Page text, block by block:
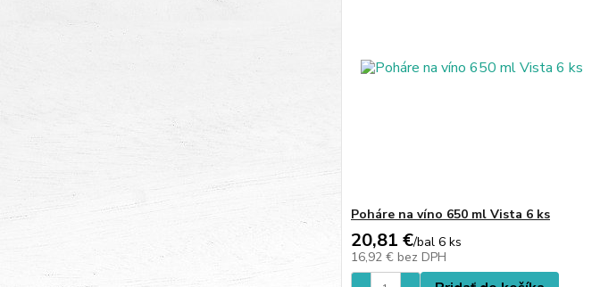
Poháre na víno 650 ml Vista 6 ks
20,81 €/bal 6 ks
16,92 € bez DPH